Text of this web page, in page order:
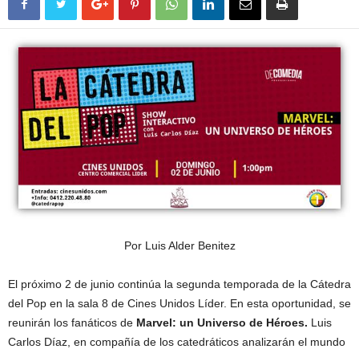
Por Luis Alder Benitez
El próximo 2 de junio continúa la segunda temporada de la Cátedra
del Pop en la sala 8 de Cines Unidos Líder. En esta oportunidad, se
reunirán los fanáticos de Marvel: un Universo de Héroes. Luis
Carlos Díaz, en compañía de los catedráticos analizarán el mundo